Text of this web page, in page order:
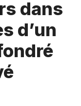
dans
d’un